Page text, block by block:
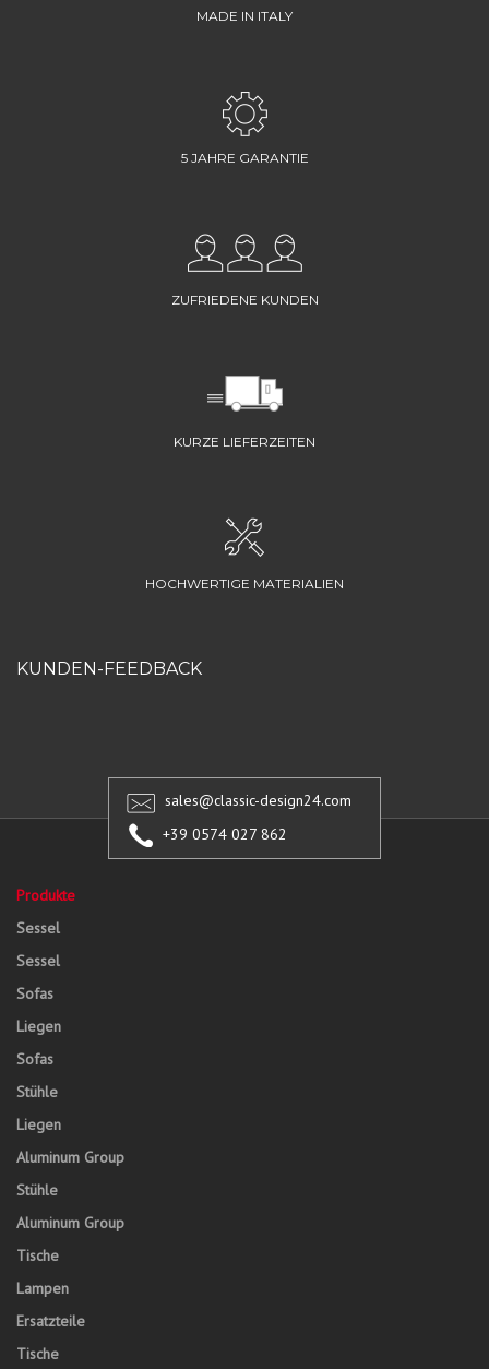
MADE IN ITALY
5 JAHRE GARANTIE
ZUFRIEDENE KUNDEN
KURZE LIEFERZEITEN
HOCHWERTIGE MATERIALIEN
KUNDEN-FEEDBACK
sales@classic-design24.com
+39 0574 027 862
Produkte
Sessel
Sessel
Sofas
Liegen
Sofas
Stühle
Liegen
Aluminum Group
Stühle
Aluminum Group
Tische
Lampen
Ersatzteile
Tische